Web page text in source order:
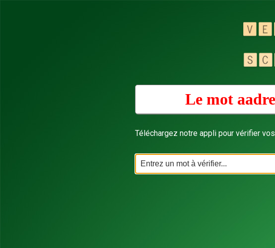
Le mot
Téléchargez notre appli pour vérifier